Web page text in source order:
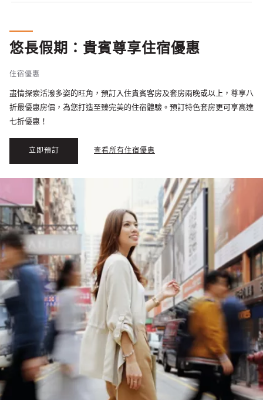
悠長假期：貴賓尊享住宿優惠
住宿優惠
盡情探索活潑多姿的旺角，預訂入住貴賓客房及套房兩晚或以上，尊享八
折最優惠房價，為您打造至臻完美的住宿體驗。預訂特色套房更可享高達
七折優惠！
立即預訂 查看所有住宿優惠